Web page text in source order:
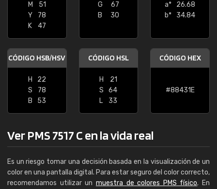
M
51
Y
78
K
47
G
67
B
30
a*
26.68
b*
34.84
CÓDIGO HSB/HSV
H
22
S
78
B
53
CÓDIGO HSL
H
21
S
64
L
33
CÓDIGO HEX
#88431E
Ver PMS 7517 C en la vida real
Es un riesgo tomar una decisión basada en la visualización de un
color en una pantalla digital. Para estar seguro del color correcto,
recomendamos utilizar un muestra de colores PMS físico. En